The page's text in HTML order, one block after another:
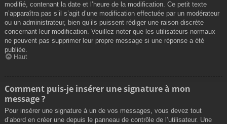
modifié, contenant la date et l’heure de la modification. Ce petit texte
n’apparaîtra pas s’il s’agit d’une modification effectuée par un modérateur
ou un administrateur, bien qu’ils puissent rédiger une raison discrète
concernant leur modification. Veuillez noter que les utilisateurs normaux
ne peuvent pas supprimer leur propre message si une réponse a été
publiée.
Haut
Comment puis-je insérer une signature à mon
message ?
Pour insérer une signature à un de vos messages, vous devez tout
d’abord en créer une depuis le panneau de contrôle de l’utilisateur. Une